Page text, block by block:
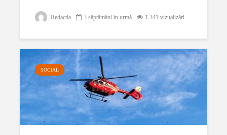
Redactia 3 săptămâni în urmă 1.341 vizualizări
SOCIAL